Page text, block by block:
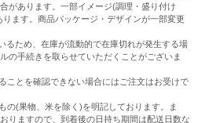
があります。一部イメージ(調理・盛り付け
ます。商品パッケージ・デザインが一部変更
るため、在庫が流動的で在庫切れが発生する場
の手続きを取らせていただくことがございま
ことを確認できない場合にはご注文はお受けで
の(果物、米を除く)を明記しております。ま
りますので、到着後の日持ち期間は配送日数な